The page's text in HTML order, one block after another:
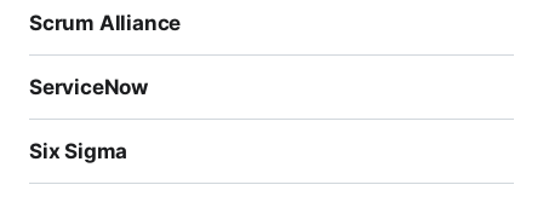
Scrum Alliance
ServiceNow
Six Sigma